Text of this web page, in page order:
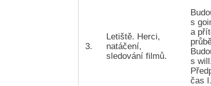
3.
Letiště. Herci,
natáčení,
sledování filmů.
s
a
s
čas I.